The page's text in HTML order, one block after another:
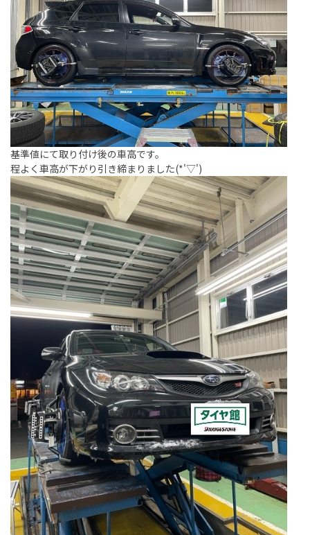
基準値にて取り付け後の車高です。
程よく車高が下がり引き締まりました(*'▽')